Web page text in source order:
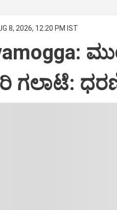
8, 2026, 12:20 PM IST
ಗಲಾಟೆ: